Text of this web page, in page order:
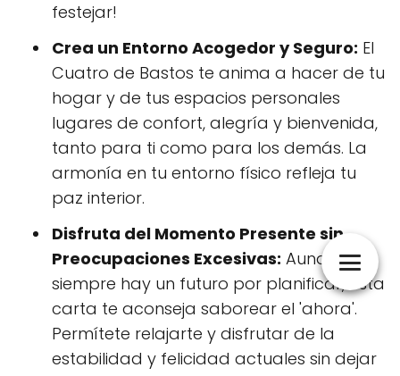
festejar!
Crea un Entorno Acogedor y Seguro: El
Cuatro de Bastos te anima a hacer de tu
hogar y de tus espacios personales
lugares de confort, alegría y bienvenida,
tanto para ti como para los demás. La
armonía en tu entorno físico refleja tu
paz interior.
Disfruta del Momento Presente sin
Preocupaciones Excesivas: Aunque
siempre hay un futuro por planificar, esta
carta te aconseja saborear el 'ahora'.
Permítete relajarte y disfrutar de la
estabilidad y felicidad actuales sin dejar